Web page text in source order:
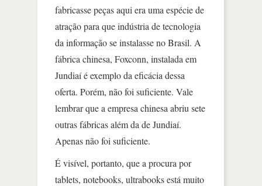
fabricasse peças aqui era uma espécie de
atração para que indústria de tecnologia
da informação se instalasse no Brasil. A
fábrica chinesa, Foxconn, instalada em
Jundiaí é exemplo da eficácia dessa
oferta. Porém, não foi suficiente. Vale
lembrar que a empresa chinesa abriu sete
outras fábricas além da de Jundiaí.
Apenas não foi suficiente.
É visível, portanto, que a procura por
tablets, notebooks, ultrabooks está muito